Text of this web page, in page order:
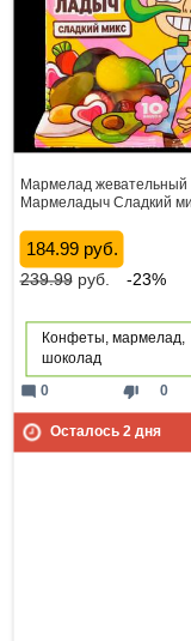
Мармелад жевательный
Мармеладыч Сладкий
184.99 руб.
239.99руб. -23%
Конфеты, мармелад,
шоколад
thumb_down 0
mode_comment 0
Осталось 2дня